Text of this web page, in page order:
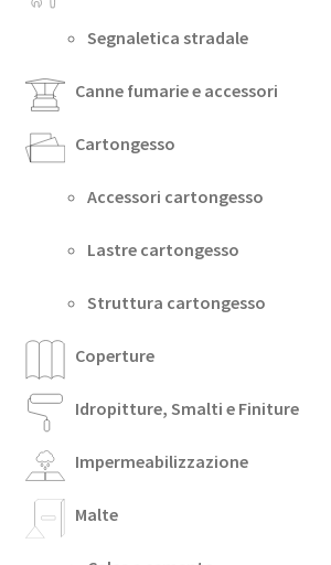
Segnaletica stradale
Canne fumarie e accessori
Cartongesso
Accessori cartongesso
Lastre cartongesso
Struttura cartongesso
Coperture
Idropitture, Smalti e Finiture
Impermeabilizzazione
Malte